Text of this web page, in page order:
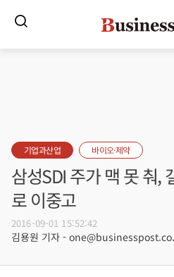
기업과산업 바이오·제약
삼성SDI 주가 맥 못 춰,
로 이중고
2016-09-01 15:52:42
김용원 기자 -